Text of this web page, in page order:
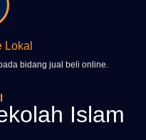
Lokal
bidang jual beli online.
Islam